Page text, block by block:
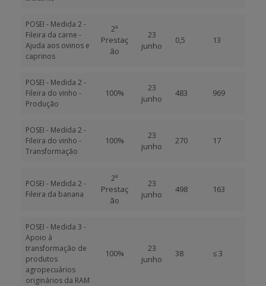
POSEI - Medida 2 -
Fileira da carne -
Ajuda aos ovinos e
caprinos
2ª
Prestaç
ão
23
junho
0,5 13
POSEI - Medida 2 -
Fileira do vinho -
Produção
100%
23
junho
483 969
POSEI - Medida 2 -
Fileira do vinho -
Transformação
100%
23
junho
270 17
POSEI - Medida 2 -
Fileira da banana
2ª
Prestaç
ão
23
junho
498 163
POSEI - Medida 3 -
Apoio à
transformação de
produtos
agropecuários
originários da RAM
100%
23
junho
38 ≤ 3